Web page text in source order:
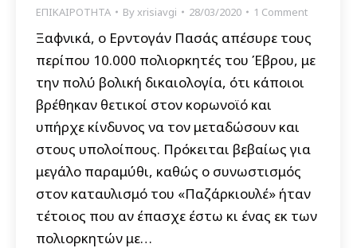
ΕΠΙΚΑΙΡΟΤΗΤΑ Byxrisiavgi 28/03/2020 1 Comment
Ξαφνικά, ο Ερντογάν Πασάς απέσυρε τους
περίπου 10.000 πολιορκητές του Έβρου, με
την πολύ βολική δικαιολογία, ότι κάποιοι
βρέθηκαν θετικοί στον κορωνοϊό και
υπήρχε κίνδυνος να τον μεταδώσουν και
στους υπολοίπους. Πρόκειται βεβαίως για
μεγάλο παραμύθι, καθώς ο συνωστισμός
στον καταυλισμό του «Παζάρκιουλέ» ήταν
τέτοιος που αν έπασχε έστω κι ένας εκ των
πολιορκητών με…